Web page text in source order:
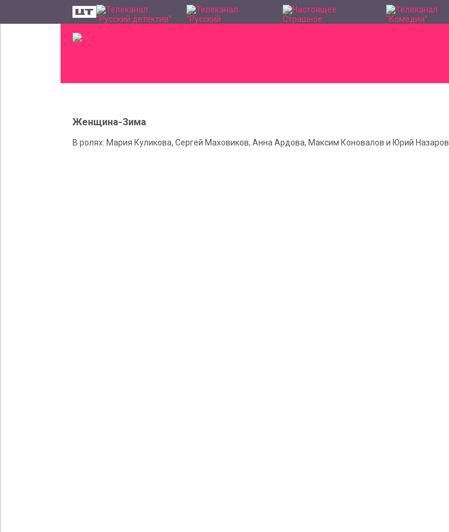
Женщина-Зима
В ролях: Мария Куликова, Сергей Маховиков, Анна Ардова, Максим Коновалов и Юрий Назаров